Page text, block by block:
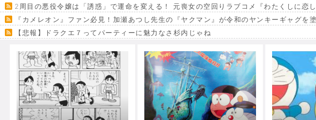
2周目の悪役令嬢は「誘惑」で運命を変える！ 元喪女の空回りラブコメ『わたくしに恋
『カメレオン』ファン必見！加瀬あつし先生の『ヤクマン』が令和のヤンキーギャグを
【悲報】ドラクエ７ってパーティーに魅力なさ杉内じゃね
Powered by livedoor 相互RSS